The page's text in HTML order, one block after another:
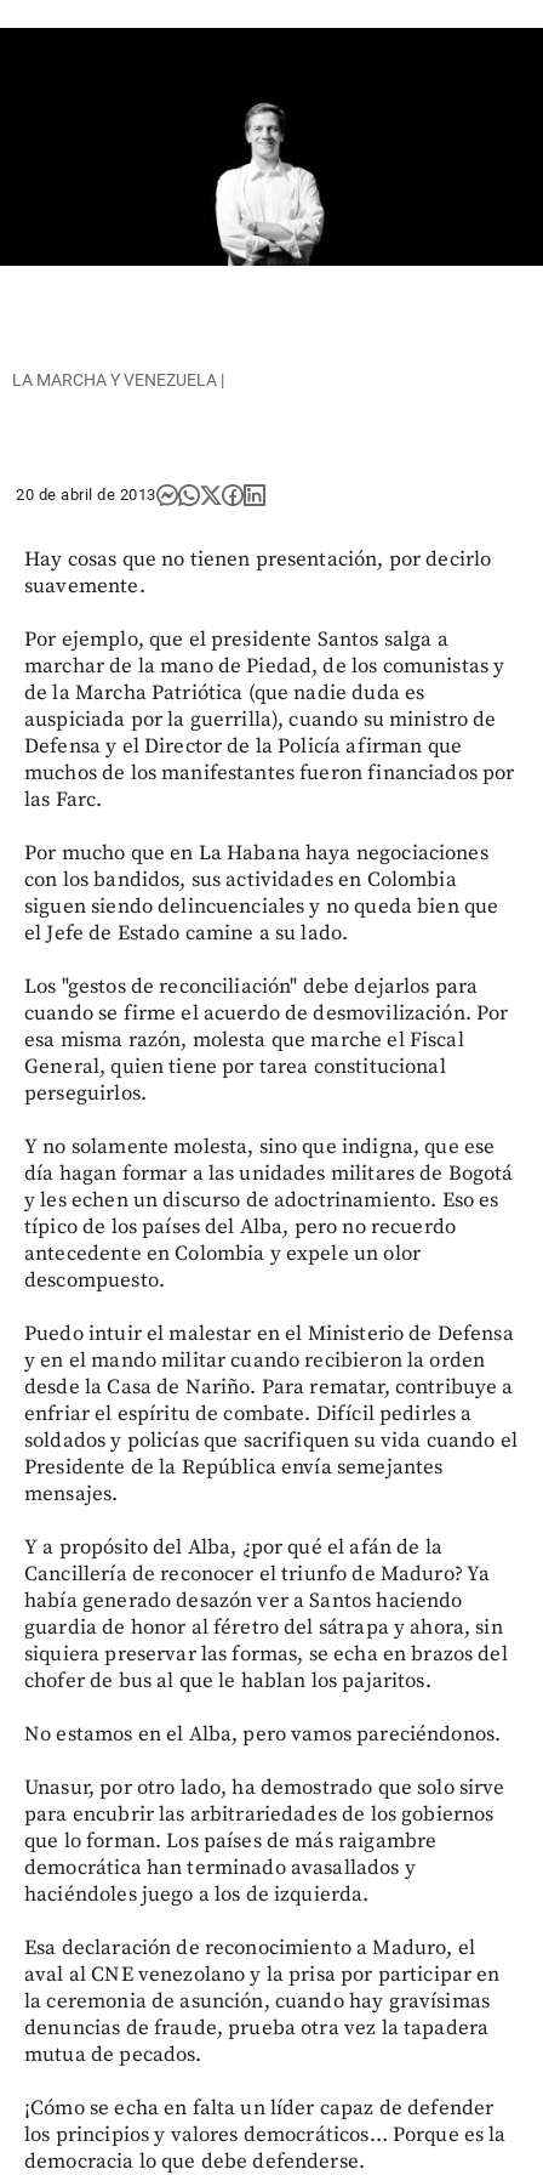
LA MARCHA Y VENEZUELA |
20 de abril de 2013
Hay cosas que no tienen presentación, por decirlo
suavemente.
Por ejemplo, que el presidente Santos salga a
marchar de la mano de Piedad, de los comunistas y
de la Marcha Patriótica (que nadie duda es
auspiciada por la guerrilla), cuando su ministro de
Defensa y el Director de la Policía afirman que
muchos de los manifestantes fueron financiados por
las Farc.
Por mucho que en La Habana haya negociaciones
con los bandidos, sus actividades en Colombia
siguen siendo delincuenciales y no queda bien que
el Jefe de Estado camine a su lado.
Los "gestos de reconciliación" debe dejarlos para
cuando se firme el acuerdo de desmovilización. Por
esa misma razón, molesta que marche el Fiscal
General, quien tiene por tarea constitucional
perseguirlos.
Y no solamente molesta, sino que indigna, que ese
día hagan formar a las unidades militares de Bogotá
y les echen un discurso de adoctrinamiento. Eso es
típico de los países del Alba, pero no recuerdo
antecedente en Colombia y expele un olor
descompuesto.
Puedo intuir el malestar en el Ministerio de Defensa
y en el mando militar cuando recibieron la orden
desde la Casa de Nariño. Para rematar, contribuye a
enfriar el espíritu de combate. Difícil pedirles a
soldados y policías que sacrifiquen su vida cuando el
Presidente de la República envía semejantes
mensajes.
Y a propósito del Alba, ¿por qué el afán de la
Cancillería de reconocer el triunfo de Maduro? Ya
había generado desazón ver a Santos haciendo
guardia de honor al féretro del sátrapa y ahora, sin
siquiera preservar las formas, se echa en brazos del
chofer de bus al que le hablan los pajaritos.
No estamos en el Alba, pero vamos pareciéndonos.
Unasur, por otro lado, ha demostrado que solo sirve
para encubrir las arbitrariedades de los gobiernos
que lo forman. Los países de más raigambre
democrática han terminado avasallados y
haciéndoles juego a los de izquierda.
Esa declaración de reconocimiento a Maduro, el
aval al CNE venezolano y la prisa por participar en
la ceremonia de asunción, cuando hay gravísimas
denuncias de fraude, prueba otra vez la tapadera
mutua de pecados.
¡Cómo se echa en falta un líder capaz de defender
los principios y valores democráticos… Porque es la
democracia lo que debe defenderse.